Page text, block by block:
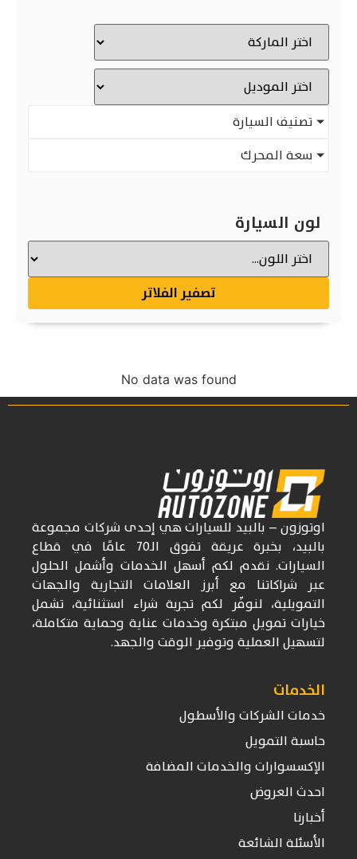
تصنيف السيارة
سعة المحرك
لون السيارة
تصفير الفلاتر
No data was found
اوتوزون– بالبيد للسياراتهي إحدى شركات مجموعة
بالبيد، بخبرة عريقة تفوق الـ70
عامًا في قطاع
السيارات. نقدم لكم أسهل الخدمات وأشمل الحلول
عبر شراكاتنا مع أبرز العلامات التجارية والجهات
التمويلية، لنوفّر لكم تجربة شراء استثنائية، تشمل
خيارات تمويل مبتكرة وخدمات عناية وحماية متكاملة،
لتسهيل العملية وتوفير الوقت والجهد.
الخدمات
خدمات الشركات والأسطول
حاسبة التمويل
الإكسسوارات والخدمات المضافة
احدث العروض
أخبارنا
الأسئلة الشائعة